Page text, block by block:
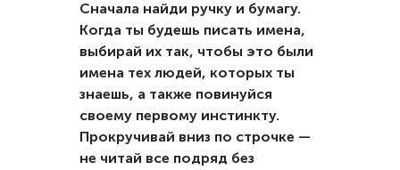
Сначала найди ручку и бумагу.
Когда ты будешь писать имена,
выбирай их так, чтобы это были
имена тех людей, которых ты
знаешь, а также повинуйся
своему первому инстинкту.
Прокручивай вниз по строчке —
не читай все подряд без